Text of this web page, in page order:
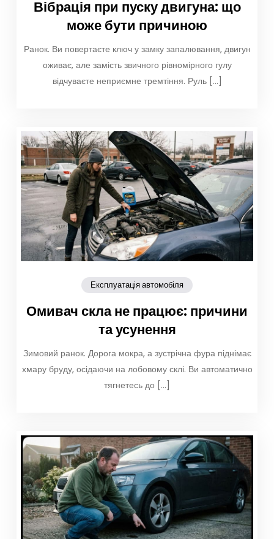
Вібрація при пуску двигуна: що
може бути причиною
Ранок. Ви повертаєте ключ у замку запалювання, двигун
оживає, але замість звичного рівномірного гулу
відчуваєте неприємне тремтіння. Руль […]
Експлуатація автомобіля
Омивач скла не працює: причини
та усунення
Зимовий ранок. Дорога мокра, а зустрічна фура піднімає
хмару бруду, осідаючи на лобовому склі. Ви автоматично
тягнетесь до […]